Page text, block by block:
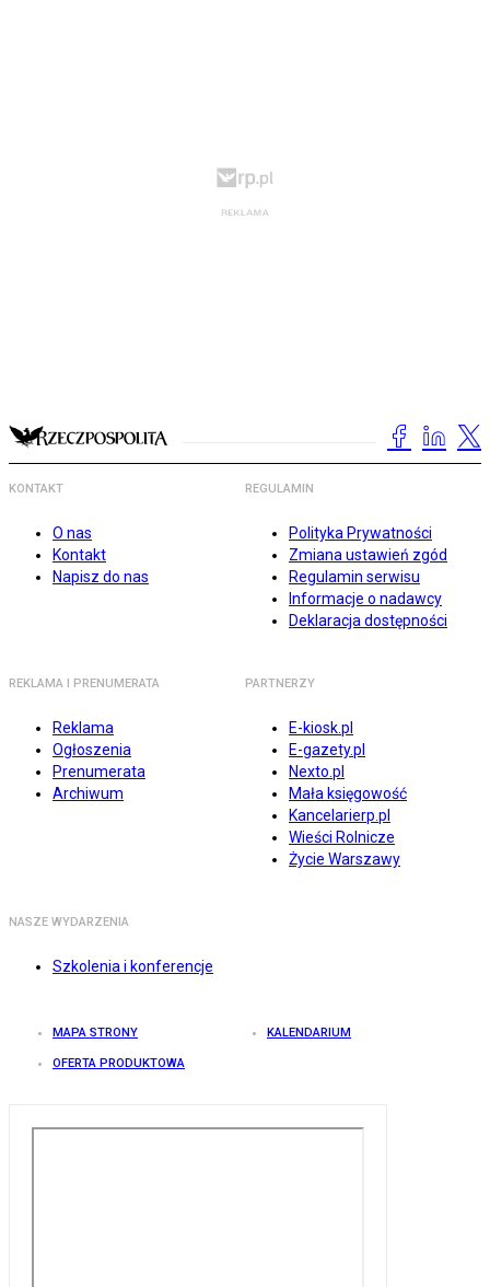
KONTAKT
O nas
Kontakt
Napisz do nas
REGULAMIN
Polityka Prywatności
Zmiana ustawień zgód
Regulamin serwisu
Informacje o nadawcy
Deklaracja dostępności
REKLAMA I PRENUMERATA
Reklama
Ogłoszenia
Prenumerata
Archiwum
PARTNERZY
E-kiosk.pl
E-gazety.pl
Nexto.pl
Mała księgowość
Kancelarierp.pl
Wieści Rolnicze
Życie Warszawy
NASZE WYDARZENIA
Szkolenia i konferencje
MAPA STRONY KALENDARIUM
OFERTA PRODUKTOWA